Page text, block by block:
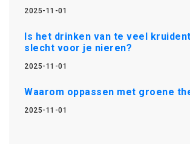
2025-11-01
Is het drinken van te veel
slecht voor je nieren?
2025-11-01
Waarom oppassen met groene
2025-11-01